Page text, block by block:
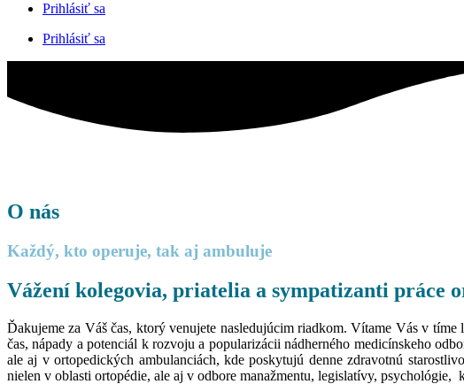
Prihlásiť sa
Prihlásiť sa
O nás
Každý, kto operuje, tak aj ambuluje
Vážení kolegovia, priatelia a sympatizanti práce
Ďakujeme za Váš čas, ktorý venujete nasledujúcim riadkom. Vítame Vás v
čas, nápady a potenciál k rozvoju a popularizácii nádherného medicínskeho
ale aj v ortopedických ambulanciách, kde poskytujú denne zdravotnú
nielen v oblasti ortopédie, ale aj v odbore manažmentu, legislatívy,